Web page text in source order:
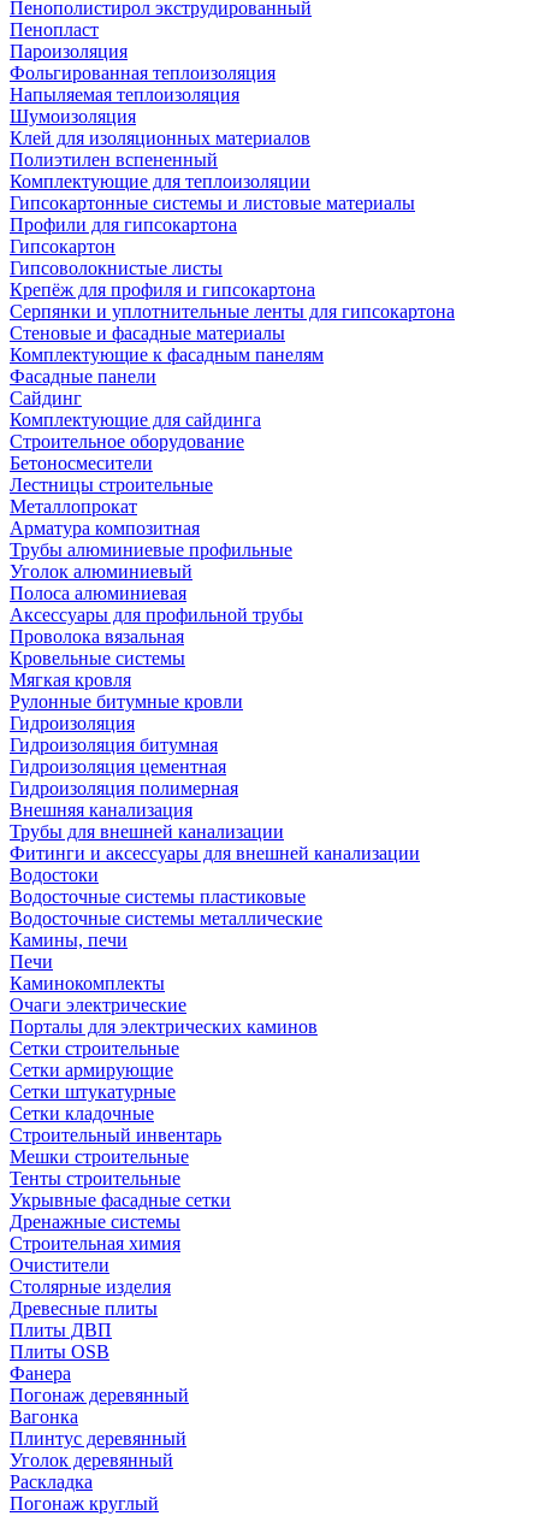
Пенополистирол экструдированный
Пенопласт
Пароизоляция
Фольгированная теплоизоляция
Напыляемая теплоизоляция
Шумоизоляция
Клей для изоляционных материалов
Полиэтилен вспененный
Комплектующие для теплоизоляции
Гипсокартонные системы и листовые материалы
Профили для гипсокартона
Гипсокартон
Гипсоволокнистые листы
Крепёж для профиля и гипсокартона
Серпянки и уплотнительные ленты для гипсокартона
Стеновые и фасадные материалы
Комплектующие к фасадным панелям
Фасадные панели
Сайдинг
Комплектующие для сайдинга
Строительное оборудование
Бетоносмесители
Лестницы строительные
Металлопрокат
Арматура композитная
Трубы алюминиевые профильные
Уголок алюминиевый
Полоса алюминиевая
Аксессуары для профильной трубы
Проволока вязальная
Кровельные системы
Мягкая кровля
Рулонные битумные кровли
Гидроизоляция
Гидроизоляция битумная
Гидроизоляция цементная
Гидроизоляция полимерная
Внешняя канализация
Трубы для внешней канализации
Фитинги и аксессуары для внешней канализации
Водостоки
Водосточные системы пластиковые
Водосточные системы металлические
Камины, печи
Печи
Каминокомплекты
Очаги электрические
Порталы для электрических каминов
Сетки строительные
Сетки армирующие
Сетки штукатурные
Сетки кладочные
Строительный инвентарь
Мешки строительные
Тенты строительные
Укрывные фасадные сетки
Дренажные системы
Строительная химия
Очистители
Столярные изделия
Древесные плиты
Плиты ДВП
Плиты OSB
Фанера
Погонаж деревянный
Вагонка
Плинтус деревянный
Уголок деревянный
Раскладка
Погонаж круглый